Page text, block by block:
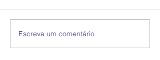
Escreva um comentário